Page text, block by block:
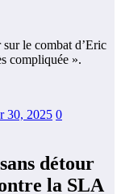
le combat d’Eric
compliquée ».
30, 2025 0
détour
la SLA